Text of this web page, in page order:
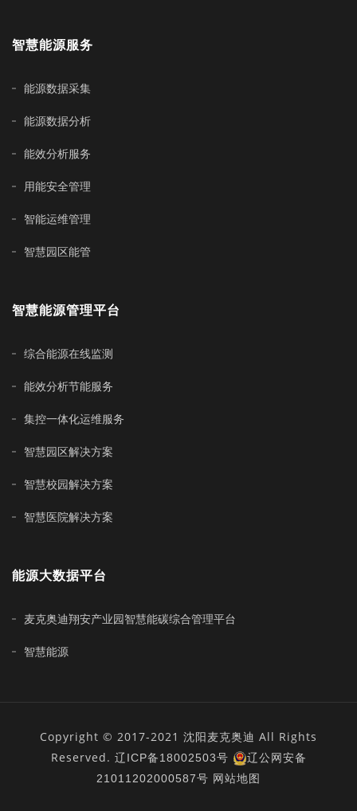
智慧能源服务
能源数据采集
能源数据分析
能效分析服务
用能安全管理
智能运维管理
智慧园区能管
智慧能源管理平台
综合能源在线监测
能效分析节能服务
集控一体化运维服务
智慧园区解决方案
智慧校园解决方案
智慧医院解决方案
能源大数据平台
麦克奥迪翔安产业园智慧能碳综合管理平台
智慧能源
Copyright © 2017-2021 沈阳麦克奥迪 All Rights
Reserved. 辽ICP备18002503号
辽公网安备
21011202000587号 网站地图